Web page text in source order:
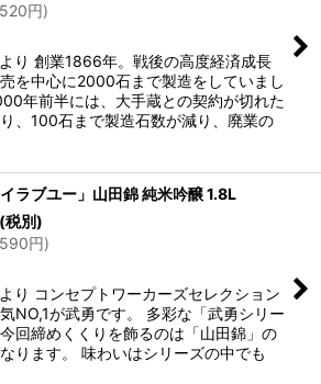
円)
り 創業1866年。戦後の高度経済成長
を中心に2000石まで製造をしていまし
年前半には、大手蔵との契約が切れた
、100石まで製造石数が減り、廃業の
ラブユー」山田錦 純米吟醸 1.8L
(税別)
円)
り コンセプトワーカーズセレクション
NO,1が武勇です。 多彩な「武勇シリー
回締めくくりを飾るのは「山田錦」の
ります。 味わいはシリーズの中でも